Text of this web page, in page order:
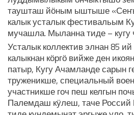
таушташ йӧным ыштыше
калык усталык фестивальым
мучашла. Мыланна тиде – кугу
Усталык коллектив элнан 85
калыкнан кӧргӧ вийже ден
патыр, Кугу Ачамланде сарын
труженикше, специальный
участникше гоч пеш келгын
Палемдаш кӱлеш, таче Россий